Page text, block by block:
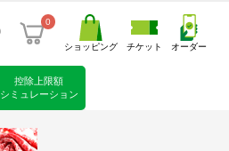
0
ショッピング チケット オーダー
控除上限額
シミュレーション